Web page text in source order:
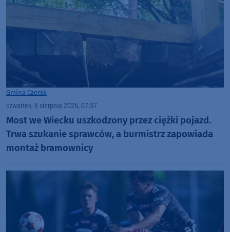
Gmina Czersk
czwartek, 6 sierpnia 2026, 07:37
Most we Wiecku uszkodzony przez ciężki pojazd.
Trwa szukanie sprawców, a burmistrz zapowiada
montaż bramownicy